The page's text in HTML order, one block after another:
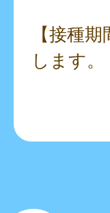
【接種
します。